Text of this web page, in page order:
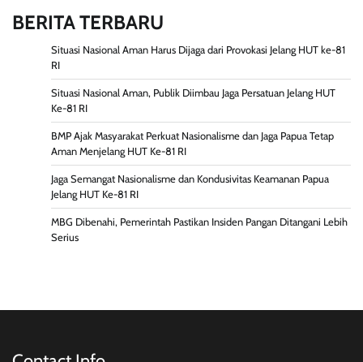
BERITA TERBARU
Situasi Nasional Aman Harus Dijaga dari Provokasi Jelang HUT ke-81
RI
Situasi Nasional Aman, Publik Diimbau Jaga Persatuan Jelang HUT
Ke-81 RI
BMP Ajak Masyarakat Perkuat Nasionalisme dan Jaga Papua Tetap
Aman Menjelang HUT Ke-81 RI
Jaga Semangat Nasionalisme dan Kondusivitas Keamanan Papua
Jelang HUT Ke-81 RI
MBG Dibenahi, Pemerintah Pastikan Insiden Pangan Ditangani Lebih
Serius